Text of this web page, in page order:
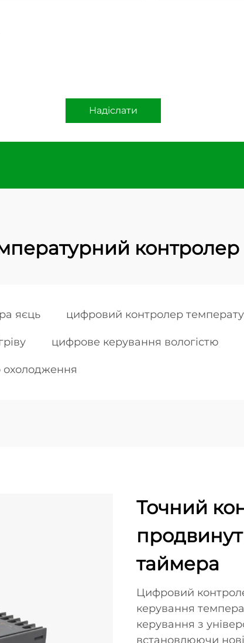
Надіслати
яєць цифровий контролер
цифрове керування вологістю
охолодження
Точний
таймера
Цифровий
керування
керування з
встановлюючи